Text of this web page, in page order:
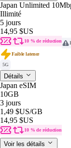
Japan Unlimited
Illimité
5 jours
14,95 $US
10 % de réduction
Faible latence
5G
Détails
Japan eSIM
10GB
3 jours
1,49 $US/GB
14,95 $US
10 % de réduction
Voir les détails